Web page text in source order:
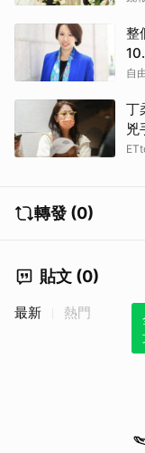
整
自
丁
兇
轉發 (0)
貼文 (0)
最新 熱門